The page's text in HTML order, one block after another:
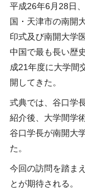
平成26年6月28日
国・天津市の南開
印式及び南開大学
中国で最も長い歴
成21年度に大学間
開してきた。
式典では、谷口学
紹介後、大学間学
谷口学長が南開大
た。
今回の訪問を踏ま
とが期待される。